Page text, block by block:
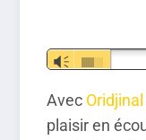
Lecteur
Vm
Avec
plaisir en